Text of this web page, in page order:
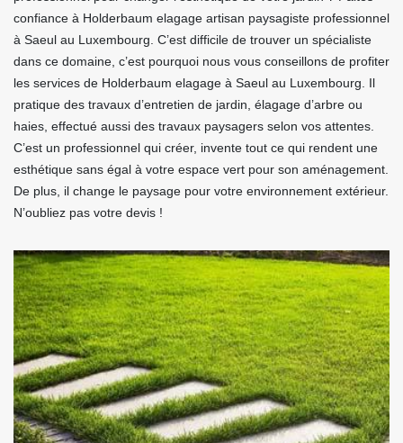
confiance à Holderbaum elagage artisan paysagiste professionnel
à Saeul au Luxembourg. C’est difficile de trouver un spécialiste
dans ce domaine, c’est pourquoi nous vous conseillons de profiter
les services de Holderbaum elagage à Saeul au Luxembourg. Il
pratique des travaux d’entretien de jardin, élagage d’arbre ou
haies, effectué aussi des travaux paysagers selon vos attentes.
C’est un professionnel qui créer, invente tout ce qui rendent une
esthétique sans égal à votre espace vert pour son aménagement.
De plus, il change le paysage pour votre environnement extérieur.
N’oubliez pas votre devis !